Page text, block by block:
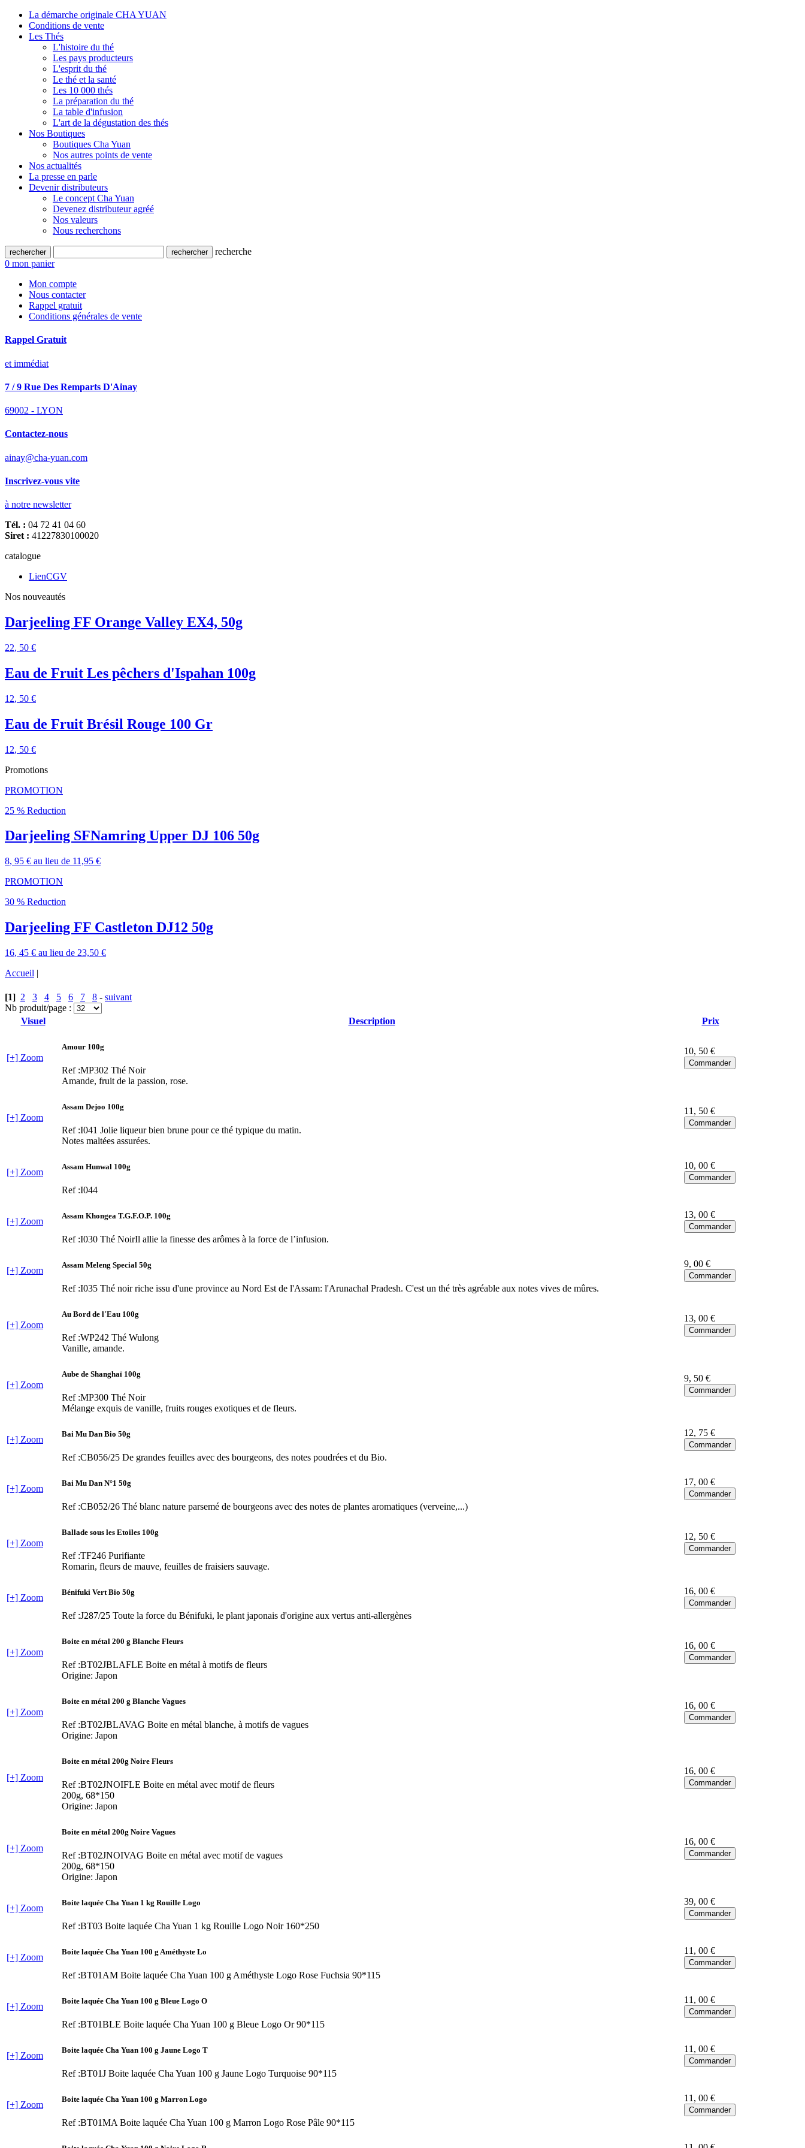
La démarche originale CHA YUAN
Conditions de vente
Les Thés
L'histoire du thé
Les pays producteurs
L'esprit du thé
Le thé et la santé
Les 10 000 thés
La préparation du thé
La table d'infusion
L'art de la dégustation des thés
Nos Boutiques
Boutiques Cha Yuan
Nos autres points de vente
Nos actualités
La presse en parle
Devenir distributeurs
Le concept Cha Yuan
Devenez distributeur agréé
Nos valeurs
Nous recherchons
recherche
0 mon panier
Mon compte
Nous contacter
Rappel gratuit
Conditions générales de vente
Rappel Gratuit
et immédiat
7 / 9 Rue Des Remparts D'Ainay
69002 - LYON
Contactez-nous
ainay@cha-yuan.com
Inscrivez-vous vite
à notre newsletter
Tél. : 04 72 41 04 60
Siret : 41227830100020
catalogue
LienCGV
Nos nouveautés
Darjeeling FF Orange Valley EX4, 50g
22, 50 €
Eau de Fruit Les pêchers d'Ispahan 100g
12, 50 €
Eau de Fruit Brésil Rouge 100 Gr
12, 50 €
Promotions
PROMOTION
25 % Reduction
Darjeeling SFNamring Upper DJ 106 50g
8, 95 € au lieu de 11,95 €
PROMOTION
30 % Reduction
Darjeeling FF Castleton DJ12 50g
16, 45 € au lieu de 23,50 €
Accueil |
[1] 2 3 4 5 6 7 8 - suivant
Nb produit/page :
Visuel
Description Prix
[+] Zoom
Amour 100g
Ref :MP302 Thé Noir
Amande, fruit de la passion, rose.
10, 50 €
[+] Zoom
Assam Dejoo 100g
Ref :I041 Jolie liqueur bien brune pour ce thé typique du matin.
Notes maltées assurées.
11 , 50 €
[+] Zoom
Assam Hunwal 100g
Ref :I044
10, 00 €
[+] Zoom
Assam Khongea T.G.F.O.P. 100g
Ref :I030 Thé NoirIl allie la finesse des arômes à la force de l’infusion.
13, 00 €
[+] Zoom
Assam Meleng Special 50g
Ref :I035 Thé noir riche issu d'une province au Nord Est de l'Assam: l'Arunachal Pradesh. C'est un thé très agréable aux notes vives de mûres.
9, 00 €
[+] Zoom
Au Bord de l'Eau 100g
Ref :WP242 Thé Wulong
Vanille, amande.
13, 00 €
[+] Zoom
Aube de Shanghaï 100g
Ref :MP300 Thé Noir
Mélange exquis de vanille, fruits rouges exotiques et de fleurs.
9, 50 €
[+] Zoom
Bai Mu Dan Bio 50g
Ref :CB056/25 De grandes feuilles avec des bourgeons, des notes poudrées et du Bio.
12, 75 €
[+] Zoom
Bai Mu Dan N°1 50g
Ref :CB052/26 Thé blanc nature parsemé de bourgeons avec des notes de plantes aromatiques (verveine,...)
17, 00 €
[+] Zoom
Ballade sous les Etoiles 100g
Ref :TF246 Purifiante
Romarin, fleurs de mauve, feuilles de fraisiers sauvage.
12, 50 €
[+] Zoom
Bénifuki Vert Bio 50g
Ref :J287/25 Toute la force du Bénifuki, le plant japonais d'origine aux vertus anti-allergènes
16, 00 €
[+] Zoom
Boite en métal 200 g Blanche Fleurs
Ref :BT02JBLAFLE Boite en métal à motifs de fleurs
Origine: Japon
16, 00 €
[+] Zoom
Boite en métal 200 g Blanche Vagues
Ref :BT02JBLAVAG Boite en métal blanche, à motifs de vagues
Origine: Japon
16, 00 €
[+] Zoom
Boite en métal 200g Noire Fleurs
Ref :BT02JNOIFLE Boite en métal avec motif de fleurs
200g, 68*150
Origine: Japon
16, 00 €
[+] Zoom
Boite en métal 200g Noire Vagues
Ref :BT02JNOIVAG Boite en métal avec motif de vagues
200g, 68*150
Origine: Japon
16, 00 €
[+] Zoom
Boite laquée Cha Yuan 1 kg Rouille Logo
Ref :BT03 Boite laquée Cha Yuan 1 kg Rouille Logo Noir 160*250
39, 00 €
[+] Zoom
Boite laquée Cha Yuan 100 g Améthyste Lo
Ref :BT01AM Boite laquée Cha Yuan 100 g Améthyste Logo Rose Fuchsia 90*115
11 , 00 €
[+] Zoom
Boite laquée Cha Yuan 100 g Bleue Logo O
Ref :BT01BLE Boite laquée Cha Yuan 100 g Bleue Logo Or 90*115
11 , 00 €
[+] Zoom
Boite laquée Cha Yuan 100 g Jaune Logo T
Ref :BT01J Boite laquée Cha Yuan 100 g Jaune Logo Turquoise 90*115
11 , 00 €
[+] Zoom
Boite laquée Cha Yuan 100 g Marron Logo
Ref :BT01MA Boite laquée Cha Yuan 100 g Marron Logo Rose Pâle 90*115
11 , 00 €